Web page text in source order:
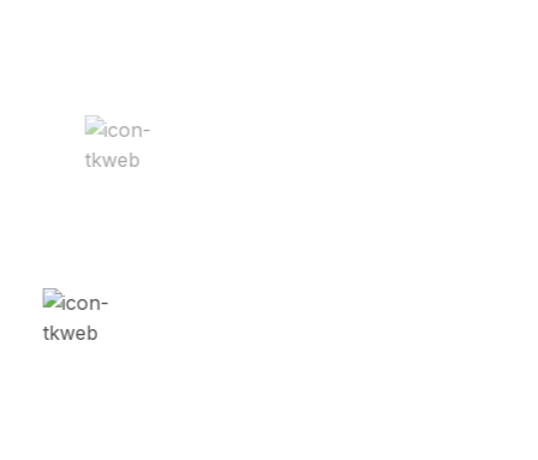
Đầy đủ các tính năng: giỏ hàng, form báo